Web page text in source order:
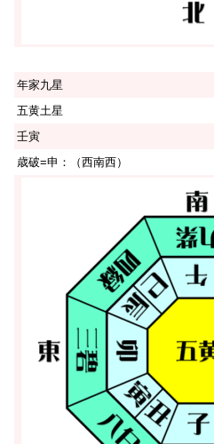
年家九星
五黄土星
壬寅
歳破=申：（西南西）